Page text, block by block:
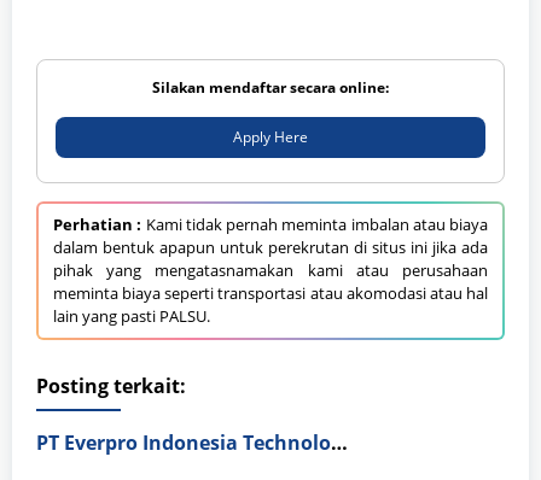
Silakan mendaftar secara online:
Apply Here
Perhatian : Kami tidak pernah meminta imbalan atau biaya
dalam bentuk apapun untuk perekrutan di situs ini jika ada
pihak yang mengatasnamakan kami atau perusahaan
meminta biaya seperti transportasi atau akomodasi atau hal
lain yang pasti PALSU.
Posting terkait:
PT Everpro Indonesia Technologies